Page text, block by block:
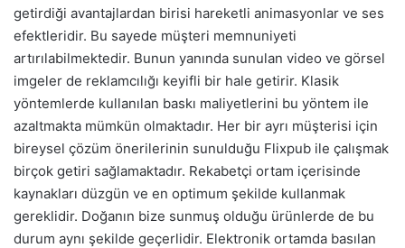
getirdiği avantajlardan birisi hareketli animasyonlar ve ses
efektleridir. Bu sayede müşteri memnuniyeti
artırılabilmektedir. Bunun yanında sunulan video ve görsel
imgeler de reklamcılığı keyifli bir hale getirir. Klasik
yöntemlerde kullanılan baskı maliyetlerini bu yöntem ile
azaltmakta mümkün olmaktadır. Her bir ayrı müşterisi için
bireysel çözüm önerilerinin sunulduğu Flixpub ile çalışmak
birçok getiri sağlamaktadır. Rekabetçi ortam içerisinde
kaynakları düzgün ve en optimum şekilde kullanmak
gereklidir. Doğanın bize sunmuş olduğu ürünlerde de bu
durum aynı şekilde geçerlidir. Elektronik ortamda basılan